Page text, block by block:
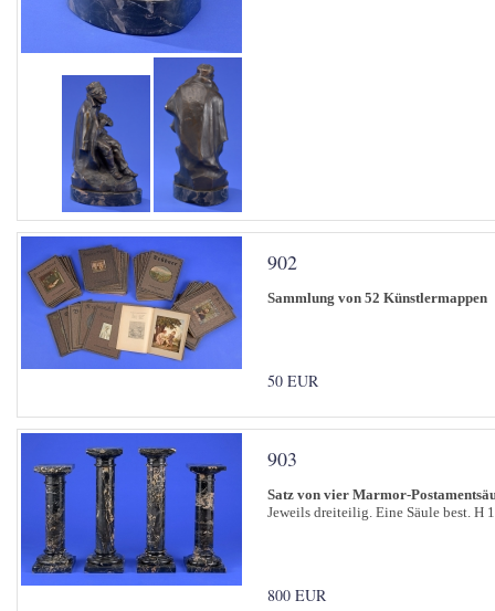
902
Sammlung von 52 Künstlermappen
50 EUR
903
Satz von vier Marmor-
Jeweils dreiteilig. Eine Säule best. H
800 EUR